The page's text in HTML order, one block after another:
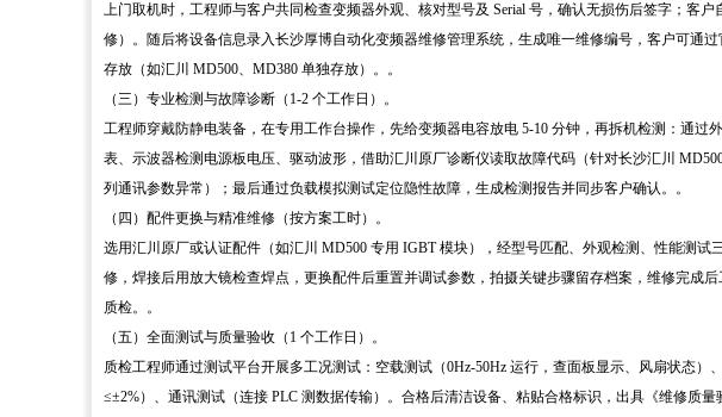
上门取机时，工程师与客户共同检查变频器外观、核对型号及 Serial 号，确认无损伤后签字；客
修）。随后将设备信息录入长沙厚博自动化变频器维修管理系统，生成唯一维修编号，客户可通
存放（如汇川 MD500、MD380 单独存放）。。
（三）专业检测与故障诊断（1-2 个工作日）。
工程师穿戴防静电装备，在专用工作台操作，先给变频器电容放电 5-10 分钟，再拆机检测：通过
表、示波器检测电源板电压、驱动波形，借助汇川原厂诊断仪读取故障代码（针对长沙汇川
列通讯参数异常）；最后通过负载模拟测试定位隐性故障，生成检测报告并同步客户确认。。
（四）配件更换与精准维修（按方案工时）。
选用汇川原厂或认证配件（如汇川 MD500 专用 IGBT 模块），经型号匹配、外观检测、性能测试
修，焊接后用放大镜检查焊点，更换配件后重置并调试参数，拍摄关键步骤留存档案，维修完成
质检。。
（五）全面测试与质量验收（1 个工作日）。
质检工程师通过测试平台开展多工况测试：空载测试（0Hz-50Hz 运行，查面板显示、风扇状态）
≤±2%）、通讯测试（连接 PLC 测数据传输）。合格后清洁设备、粘贴合格标识，出具《维修质量